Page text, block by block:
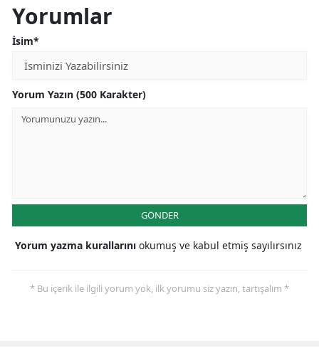
Yorumlar
İsim*
Yorum Yazın (500 Karakter)
GÖNDER
Yorum yazma kurallarını okumuş ve kabul etmiş sayılırsınız
* Bu içerik ile ilgili yorum yok, ilk yorumu siz yazın, tartışalım *